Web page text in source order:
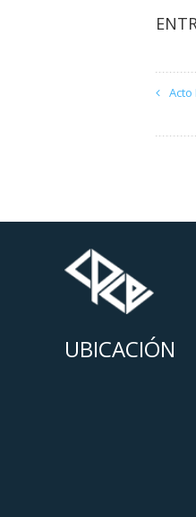
UBICACIÓN